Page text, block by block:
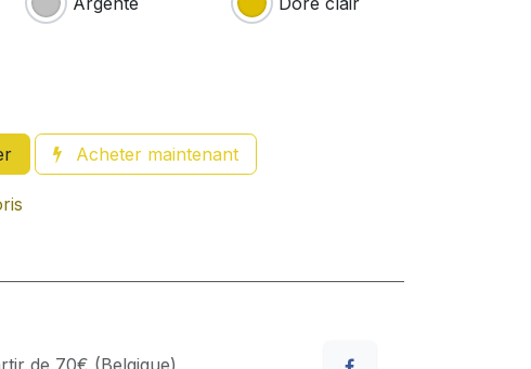
Acheter maintenant
de 70€ (Belgique)